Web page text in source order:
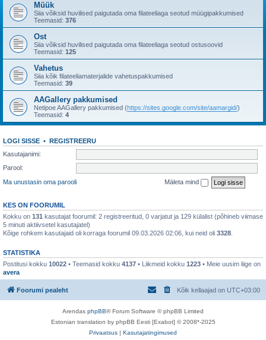
Müük
Siia võiksid huvilised paigutada oma filateeliaga seotud müügipakkumised
Teemasid: 376
Ost
Siia võiksid huvilised paigutada oma filateeliaga seotud ostusoovid
Teemasid: 125
Vahetus
Siia kõik filateeliamaterjalide vahetuspakkumised
Teemasid: 39
AAGallery pakkumised
Netipoe AAGallery pakkumised (https://sites.google.com/site/aamargid/)
Teemasid: 4
LOGI SISSE • REGISTREERU
Kasutajanimi:
Parool:
Ma unustasin oma parooli
Mäleta mind
KES ON FOORUMIL
Kokku on 131 kasutajat foorumil: 2 registreeritud, 0 varjatut ja 129 külalist (põhineb viimase
5 minuti aktiivsetel kasutajatel)
Kõige rohkem kasutajaid oli korraga foorumil 09.03.2026 02:06, kui neid oli 3328
STATISTIKA
Postitusi kokku 10022 • Teemasid kokku 4137 • Liikmeid kokku 1223 • Meie uusim liige on
avera
Foorumi pealeht Kõik kellaajad on UTC+03:00
Arendas phpBB® Forum Software © phpBB Limited
Estonian translation by phpBB Eesti [Exabot] © 2008*-2025
Privaatsus | Kasutajatingimused